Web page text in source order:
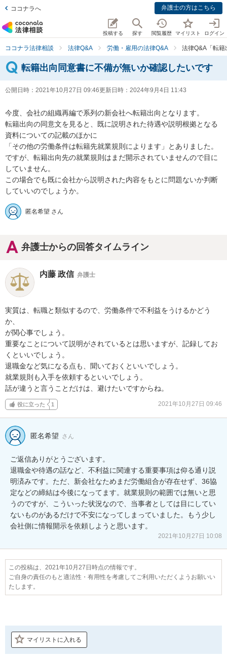
ココナラへ 弁護士の方はこちら
投稿する 探す 閲覧履歴 マイリスト ログイン
ココナラ法律相談 法律Q&A 労働・雇用の法律Q&A 法律Q&A「転
転籍出向同意書に不備が無いか確認したいです
公開日時： 2021年10月27日 09:46更新日時： 2024年9月4日 11:43
今度、会社の組織再編で系列の新会社へ転籍出向となります。
転籍出向の同意文を見ると、既に説明された待遇や説明根拠となる
資料についての記載のほかに
「その他の労働条件は転籍先就業規則によります」とありました。
ですが、転籍出向先の就業規則はまだ開示されていませんので目に
していません。
この場合でも既に会社から説明された内容をもとに問題ないか判断
していいのでしょうか。
匿名希望 さん
弁護士からの回答タイムライン
内藤 政信 弁護士
実質は、転職と類似するので、労働条件で不利益をうけるかどう
か、
が関心事でしょう。
重要なことについて説明がされているとは思いますが、記録してお
くといいでしょう。
退職金など気になる点も、聞いておくといいでしょう。
就業規則も入手を依頼するといいでしょう。
話が違うと言うことだけは、避けたいですからね。
役に立った 1 2021年10月27日 09:46
匿名希望 さん
ご返信ありがとうございます。
退職金や待遇の話など、不利益に関連する重要事項は仰る通り説
明済みです。ただ、新会社なためまだ労働組合が存在せず、36協
定などの締結は今後になってます。就業規則の範囲では無いと思
うのですが、こういった状況なので、当事者としては目にしてい
ないものがあるだけで不安になってしまっていました。もう少し
会社側に情報開示を依頼しようと思います。
2021年10月27日 10:08
この投稿は、2021年10月27日時点の情報です。
ご自身の責任のもと適法性・有用性を考慮してご利用いただくようお願いい
たします。
マイリストに入れる